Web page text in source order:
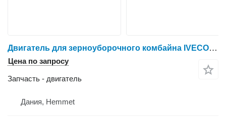
Двигатель для зерноуборочного комбайна IVECO F3AE0684G B004
Цена по запросу
Запчасть - двигатель
Дания, Hemmet